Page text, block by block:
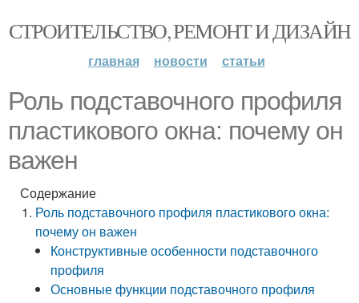
СТРОИТЕЛЬСТВО, РЕМОНТ И ДИЗАЙН
главная новости статьи
Роль подставочного профиля
пластикового окна: почему он
важен
Содержание
Роль подставочного профиля пластикового окна:
почему он важен
Конструктивные особенности подставочного
профиля
Основные функции подставочного профиля